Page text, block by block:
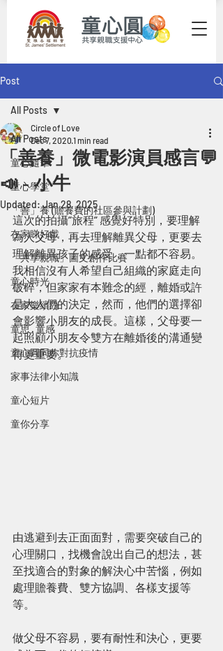
Post
All Posts
童心隨筆
童心學堂
「善」養 (贍養費的社區參與計劃)
在家睇好戲
「共享親職」圖文創作比賽
童心時光
在家樂繽紛
童思 · 童感
童心圓同你對抗疫情
家事法律小知識
童心短片
童你分享
All Posts
「善養」微電影演員感言💬
📣 - 小牛
Circle of Love
Dec 7, 2020 1 min read
Updated:Jan 28, 2025
這次的拍攝”旅程” 感覺好特別，要理解
為人父母，再去理解離異父母，更要去
理解離異孩子的感受，一點都不容易。
我相信沒有人希望自己組織的家庭走向
破碎，但家家有本難念的經，離婚或許
是大人們的決定，然而，他們的選擇卻
會影響小朋友的成長。這樣，父母要一
起照顧小朋友令雙方在離婚後的溝通變
得更重要。
由逃避到去正面面對，需要突破自己的
心理關口，找機會說出自己的想法，甚
至找適合的對象的解決心中苦惱，例如
處理贍養費、雙方協調、各樣支援等
等。
做父母不容易，要有耐性和決心，更要